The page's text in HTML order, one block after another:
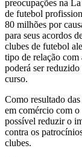
preocupações na
de futebol
80 milhões por
para seus acordos
clubes de futebol
tipo de relação com
poderá ser
curso.
Como resultado
em comércio com o
possível reduzir o
contra os
clubes.